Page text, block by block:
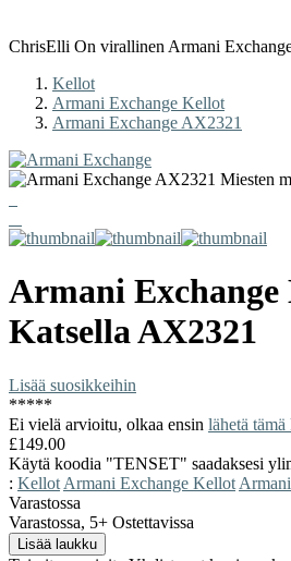
ChrisElli On virallinen Armani
Kellot
Armani Exchange Kellot
Armani Exchange AX2321
Armani Exchange
KatsellaAX2321
Lisää suosikkeihin
*****
Ei vielä arvioitu, olkaa ensin lähetä tämä
£149.00
Käytä koodia "TENSET" saadaksesi
: Kellot Armani Exchange Kellot
Varastossa
Varastossa, 5+ Ostettavissa